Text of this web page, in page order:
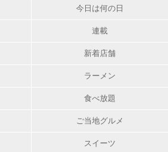
今日は何の日
連載
新着店舗
ラーメン
食べ放題
ご当地グルメ
スイーツ